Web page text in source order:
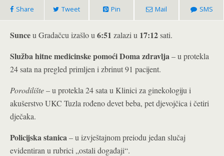
Share Tweet Pin Mail SMS
Sunceu Gradačcu izašlo u 6:51 zalazi u 17:12sati.
Služba hitne medicinske pomoći Doma zdravlja– u protekla
24 sata na pregled primljen i zbrinut 91 pacijent.
Porodilište– u protekla 24 sata u Klinici za ginekologiju i
akušerstvo UKC Tuzla rođeno devet beba, pet djevojčica i četiri
dječaka.
Policijska stanica– u izvještajnom preiodu jedan slučaj
evidentiran u rubrici „ostali događaji“.